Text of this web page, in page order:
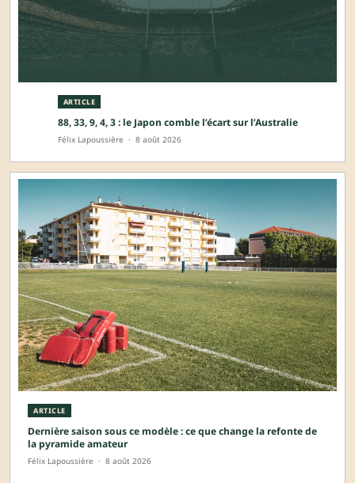
ARTICLE
88, 33, 9, 4, 3 : le Japon comble l’écart sur l’Australie
Félix Lapoussière · 8 août 2026
ARTICLE
Dernière saison sous ce modèle : ce que change la refonte de
la pyramide amateur
Félix Lapoussière · 8 août 2026